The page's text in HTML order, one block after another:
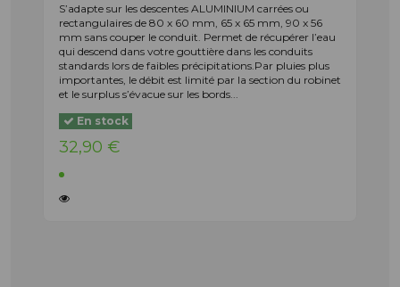
S’adapte sur les descentes ALUMINIUM carrées ou
rectangulaires de 80 x 60 mm, 65 x 65 mm, 90 x 56
mm sans couper le conduit. Permet de récupérer l’eau
qui descend dans votre gouttière dans les conduits
standards lors de faibles précipitations.Par pluies plus
importantes, le débit est limité par la section du robinet
et le surplus s’évacue sur les bords...
En stock
32,90 €